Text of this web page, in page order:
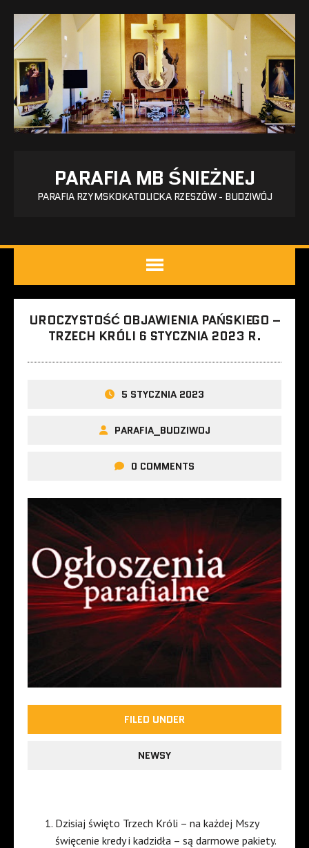
PARAFIA MB ŚNIEŻNEJ
PARAFIA RZYMSKOKATOLICKA RZESZÓW - BUDZIWÓJ
UROCZYSTOŚĆ OBJAWIENIA PAŃSKIEGO –
TRZECH KRÓLI 6 STYCZNIA 2023 R.
5 STYCZNIA 2023
PARAFIA_BUDZIWOJ
0 COMMENTS
FILED UNDER
NEWSY
Dzisiaj święto Trzech Króli – na każdej Mszy
święcenie kredy i kadzidła – są darmowe pakiety.